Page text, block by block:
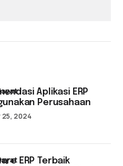
Aplikasi ERP
Perusahaan
2024
ERP Terbaik